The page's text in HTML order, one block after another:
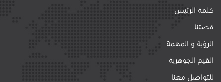
كلمة الرئيس
قصتنا
الرؤية و المهمة
القيم الجوهرية
للتواصل معنا